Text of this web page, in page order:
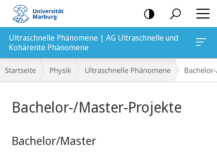
Mobile-
Navigation
Ultraschnelle Phänomene | AG Ultraschnelle und
Kohärente Phänomene
Breadcrumb-
Navigation
Startseite Physik Ultraschnelle Phänomene
Bachelor-/Master-Projekte
Bachelor/Master